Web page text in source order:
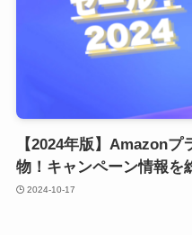
【2024年版】Amazon
物！キャンペーン情報を
2024-10-17